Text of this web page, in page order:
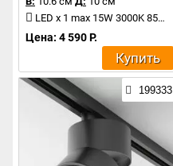
LED x 1 max 15W 3000K 850Lm
Цена: 4 590 Р.
Купить
199333